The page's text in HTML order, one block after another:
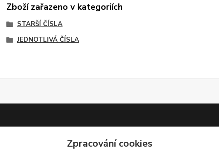
Zboží zařazeno v kategoriích
STARŠÍ ČÍSLA
JEDNOTLIVÁ ČÍSLA
Zpracování cookies